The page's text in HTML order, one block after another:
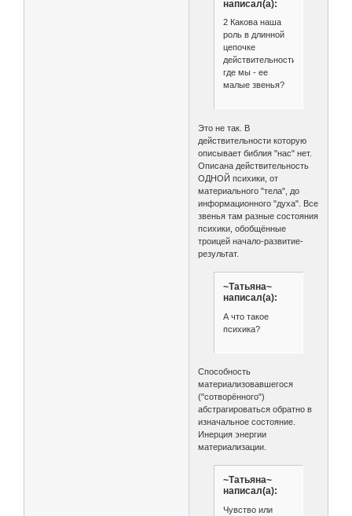
написал(а):
2 Какова наша
роль в длинной
цепочке
действительности,
где мы - ее
малые звенья?
Это не так. В
действительности которую
описывает библия "нас" нет.
Описана действительность
ОДНОЙ психики, от
материального "тела", до
информационного "духа". Все
звенья там разные состояния
психики, обобщённые
троицей начало-развитие-
результат.
~Татьяна~
написал(а):
А что такое
психика?
Способность
материализовавшегося
("сотворённого")
абстрагироваться обратно в
изначальное состояние.
Инерция энергии
материализации.
~Татьяна~
написал(а):
Чувство или